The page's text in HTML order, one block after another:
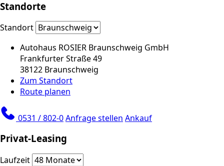
Standorte
Standort
Autohaus ROSIER Braunschweig GmbH
Frankfurter Straße 49
38122 Braunschweig
Zum Standort
Route planen
0531 / 802-0Anfrage stellen Ankauf
Privat-Leasing
Laufzeit